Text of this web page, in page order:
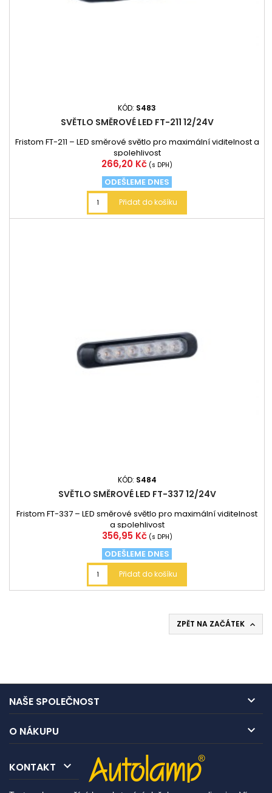
KÓD: S483
SVĚTLO SMĚROVÉ LED FT-211 12/24V
Fristom FT-211 – LED směrové světlo pro maximální viditelnost a
spolehlivost
Cena
266,20 Kč (s DPH)
ODEŠLEME DNES
Přidat do košíku
KÓD: S484
SVĚTLO SMĚROVÉ LED FT-337 12/24V
Fristom FT-337 – LED směrové světlo pro maximální viditelnost
a spolehlivost
Cena
356,95 Kč (s DPH)
ODEŠLEME DNES
Přidat do košíku
ZPĚT NA ZAČÁTEK 
NAŠE SPOLEČNOST 
O NÁKUPU 
KONTAKT 